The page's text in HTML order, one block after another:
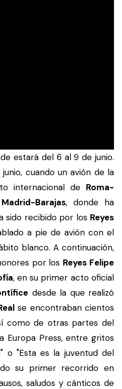
estará del 6 al 9 de junio.
cuando un avión de la
internacional de Roma-
Barajas, donde ha
sido recibido por los Reyes
a pie de avión con el
blanco. A continuación,
por los Reyes Felipe
, en su primer acto oficial
desde la que realizó
se encontraban cientos
como de otras partes del
Europa Press, entre gritos
o "Esta es la juventud del
su primer recorrido en
saludos y cánticos de